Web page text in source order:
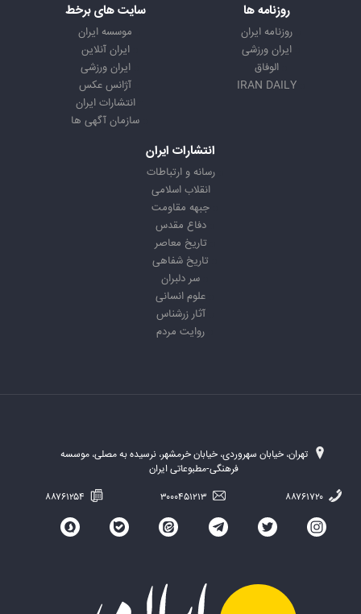
روزنامه ها
روزنامه ایران
ایران ورزشی
الوفاق
IRAN DAILY
سایت های برخط
موسسه ایران
ایران آنلاین
ایران ورزشی
آژانس عکس
انتشارات ایران
سازمان آگهی ها
انتشارات ایران
رسانه و ارتباطات
انقلاب اسلامی
جبهه مقاومت
دفاع مقدس
تاریخ معاصر
تاریخ شفاهی
سر دلبران
علوم انسانی
آثار زرشناس
روایت مردم
تهران، خیابان سهروردی، خیابان خرمشهر، نرسیده به مصلی، موسسه
فرهنگی-مطبوعاتی ایران